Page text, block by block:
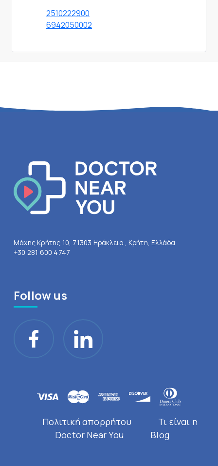
2510222900
6942050002
Μάχης Κρήτης 10, 71303 Ηράκλειο , Κρήτη, Ελλάδα
+30 281 600 4747
Follow us
Πολιτική απορρήτου
Τι είναι η
Doctor Near You
Blog